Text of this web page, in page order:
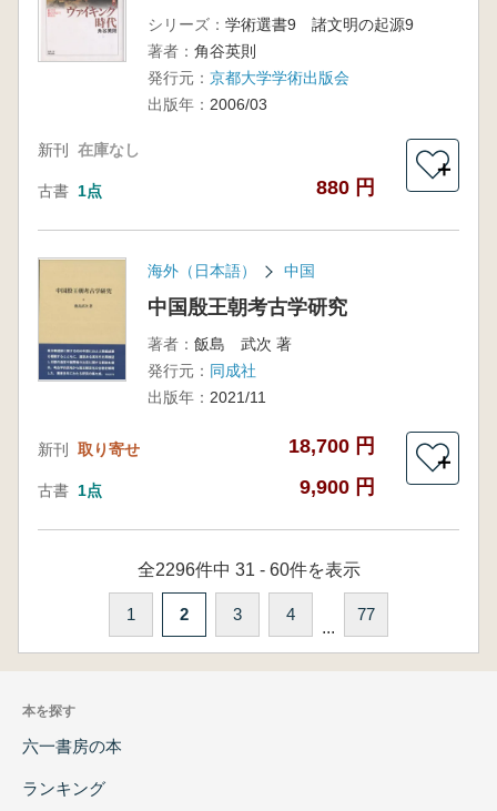
シリーズ： 学術選書9 諸文明の起源9
著者： 角谷英則
発行元： 京都大学学術出版会
出版年： 2006/03
新刊 在庫なし
古書 1点 880 円
＋
海外（日本語） 中国
中国殷王朝考古学研究
著者： 飯島 武次 著
発行元： 同成社
出版年： 2021/11
新刊 取り寄せ 18,700 円
古書 1点 9,900 円
＋
全2296件中 31 - 60件を表示
1 2 3 4
...
77
本を探す
六一書房の本
ランキング